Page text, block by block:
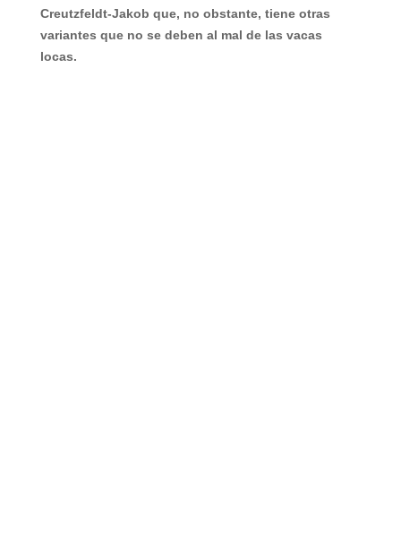
Creutzfeldt-Jakob que, no obstante, tiene otras
variantes que no se deben al mal de las vacas
locas.